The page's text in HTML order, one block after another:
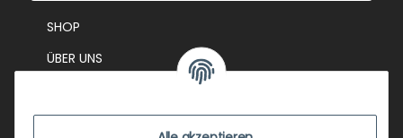
SHOP
ÜBER UNS